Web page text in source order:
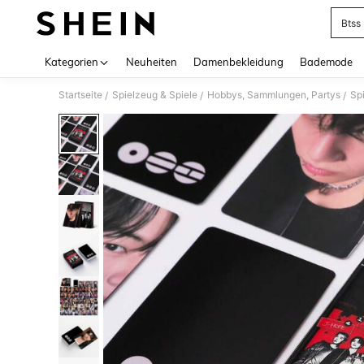
Btss
Kategorien Neuheiten Damenbekleidung Bademode
Startseite / Spielzeug & Spiele / Hobbys, Sammlungen, Partys /